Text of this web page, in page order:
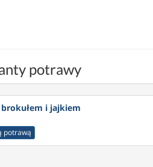
potrawy
i jajkiem
potrawą